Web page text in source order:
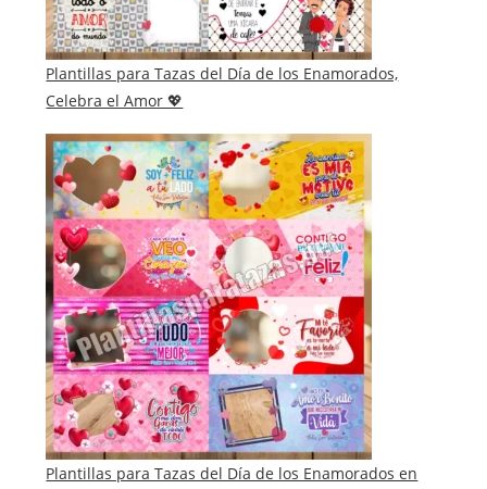
Plantillas para Tazas del Día de los Enamorados,
Celebra el Amor 💖
Plantillas para Tazas del Día de los Enamorados en